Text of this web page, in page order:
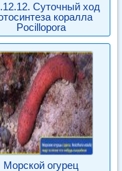
Суточный ход
коралла
Pocillopora
Морской огурец